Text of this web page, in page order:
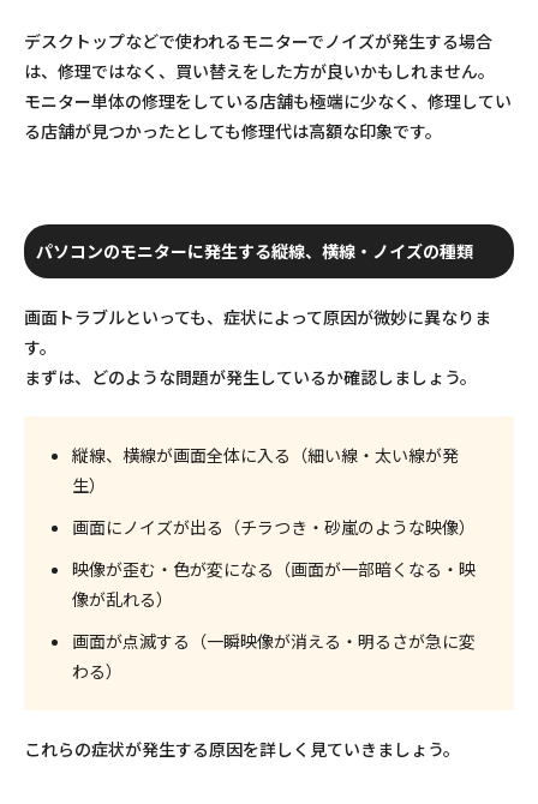
デスクトップなどで使われるモニターでノイズが発生する場合
は、修理ではなく、買い替えをした方が良いかもしれません。
モニター単体の修理をしている店舗も極端に少なく、修理してい
る店舗が見つかったとしても修理代は高額な印象です。
パソコンのモニターに発生する縦線、横線・ノイズの種類
画面トラブルといっても、症状によって原因が微妙に異なりま
す。
まずは、どのような問題が発生しているか確認しましょう。
縦線、横線が画面全体に入る （細い線・太い線が発
生）
画面にノイズが出る （チラつき・砂嵐のような映像）
映像が歪む・色が変になる （画面が一部暗くなる・映
像が乱れる）
画面が点滅する （一瞬映像が消える・明るさが急に変
わる）
これらの症状が発生する原因を詳しく見ていきましょう。